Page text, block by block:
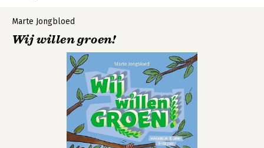
Marte Jongbloed
Wij willen groen!